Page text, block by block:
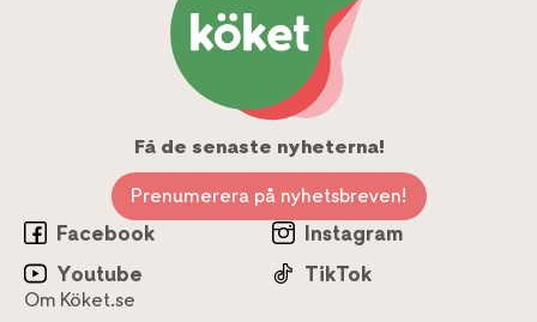
Få de senaste nyheterna!
Prenumerera på nyhetsbreven!
Facebook
Instagram
Youtube
TikTok
Om Köket.se